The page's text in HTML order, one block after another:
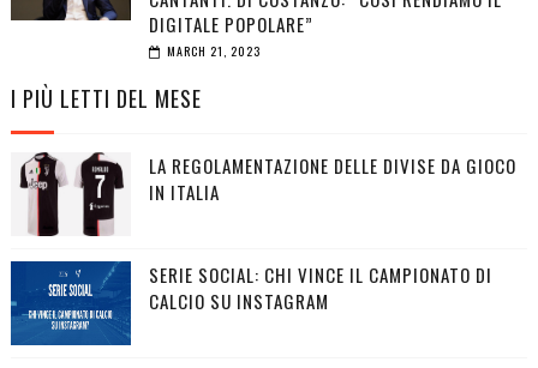
DIGITALE POPOLARE”
MARCH 21, 2023
I PIÙ LETTI DEL MESE
LA REGOLAMENTAZIONE DELLE DIVISE DA GIOCO
IN ITALIA
SERIE SOCIAL: CHI VINCE IL CAMPIONATO DI
CALCIO SU INSTAGRAM